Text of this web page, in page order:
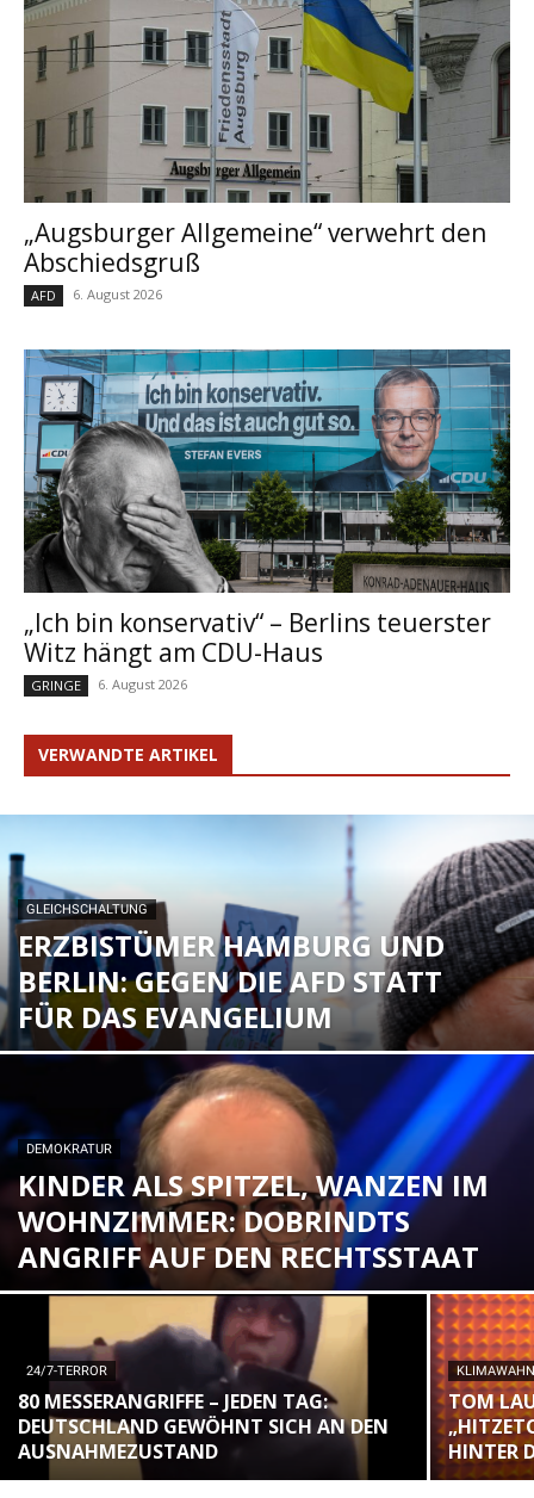
„Augsburger Allgemeine“ verwehrt den
Abschiedsgruß
AFD 6. August 2026
„Ich bin konservativ“ – Berlins teuerster
Witz hängt am CDU-Haus
GRINGE 6. August 2026
VERWANDTE ARTIKEL
GLEICHSCHALTUNG
ERZBISTÜMER HAMBURG UND
BERLIN: GEGEN DIE AFD STATT
FÜR DAS EVANGELIUM
DEMOKRATUR
KINDER ALS SPITZEL, WANZEN IM
WOHNZIMMER: DOBRINDTS
ANGRIFF AUF DEN RECHTSSTAAT
24/7-TERROR
80 MESSERANGRIFFE – JEDEN TAG:
DEUTSCHLAND GEWÖHNT SICH AN DEN
AUSNAHMEZUSTAND
TOM
HINTER